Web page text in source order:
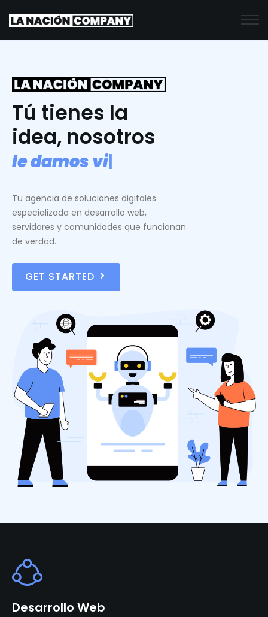
Tú tienes la
idea, nosotros
ledamosvid
Tu agencia de soluciones digitales
especializada en desarrollo web,
servidores y comunidades que funcionan
de verdad.
GET STARTED
Desarrollo Web